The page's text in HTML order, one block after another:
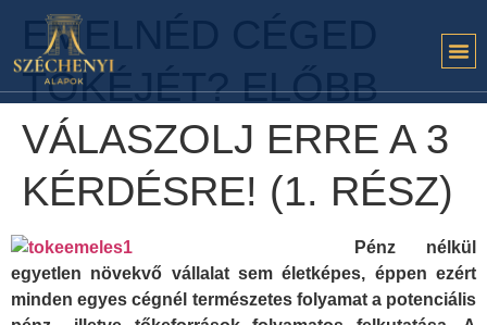
EMELNÉD CÉGED
TŐKÉJÉT? ELŐBB
VÁLASZOLJ ERRE A 3
KÉRDÉSRE! (1. RÉSZ)
Pénz nélkül
egyetlen növekvő vállalat sem életképes, éppen ezért
minden egyes cégnél természetes folyamat a potenciális